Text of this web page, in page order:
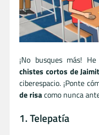
¡No busques más!
chistes cortos de
ciberespacio. ¡Ponte
de risacomo nunca
1. Telepatía